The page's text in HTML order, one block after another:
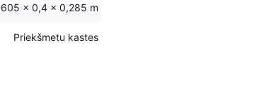
× 0,4 × 0,285 m
Priekšmetu kastes